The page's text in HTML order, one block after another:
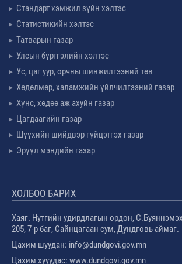
Стандарт хэмжил зүйн хэлтэс
Статистикийн хэлтэс
Татварын газар
Улсын бүртгэлийн хэлтэс
Ус, цаг уур, орчны шинжилгээний төв
Хөдөлмөр, халамжийн үйлчилгээний газар
Хүнс, хөдөө аж ахуйн газар
Цагдаагийн газар
Шүүхийн шийдвэр гүйцэтгэх газар
Эрүүл мэндийн газар
ХОЛБОО БАРИХ
Хаяг. Нутгийн удирдлагын ордон,
205, 7-р баг, Сайнцагаан сум, Дундговь аймаг.
Цахим шуудан: info@dundgovi.gov.mn
Цахим хууудас: www.dundgovi.gov.mn